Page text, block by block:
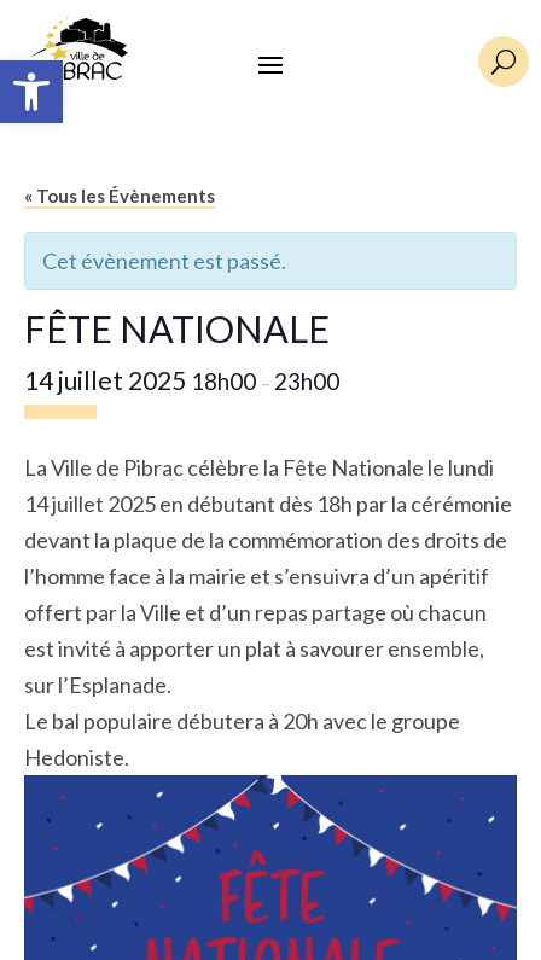
Ouvrir la barre d’outils U
« Tous les Évènements
Cet évènement est passé.
FÊTE NATIONALE
14 juillet 2025 18h00 – 23h00
La Ville de Pibrac célèbre la Fête Nationale le lundi
14 juillet 2025 en débutant dès 18h par la cérémonie
devant la plaque de la commémoration des droits de
l’homme face à la mairie et s’ensuivra d’un apéritif
offert par la Ville et d’un repas partage où chacun
est invité à apporter un plat à savourer ensemble,
sur l’Esplanade.
Le bal populaire débutera à 20h avec le groupe
Hedoniste.